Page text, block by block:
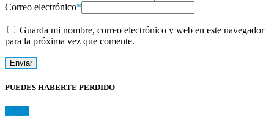
Correo electrónico*
Guarda mi nombre, correo electrónico y web en este navegador
para la próxima vez que comente.
PUEDES HABERTE PERDIDO